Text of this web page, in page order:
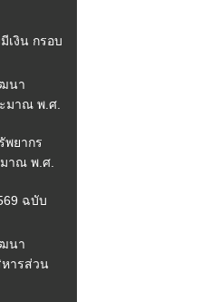
เงิน กรอบ
นา
มาณ พ.ศ.
ยากร
าณ พ.ศ.
ฉบับ
นา
ารส่วน